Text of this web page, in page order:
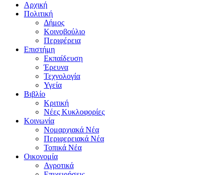
Αρχική
Πολιτική
Δήμος
Κοινοβούλιο
Περιφέρεια
Επιστήμη
Εκπαίδευση
Έρευνα
Τεχνολογία
Υγεία
Βιβλίο
Κριτική
Νέες Κυκλοφορίες
Κοινωνία
Νομαρχιακά Νέα
Περιφερειακά Νέα
Τοπικά Νέα
Οικονομία
Αγροτικά